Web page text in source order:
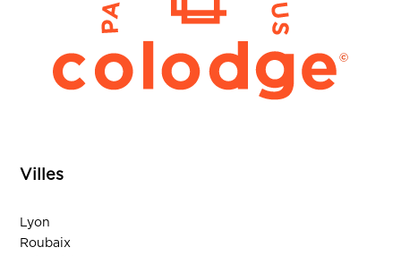
Villes
Lyon
Roubaix